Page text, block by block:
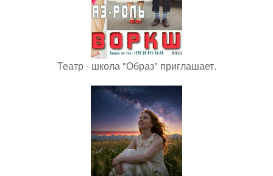
Театр - школа "Образ" приглашает.